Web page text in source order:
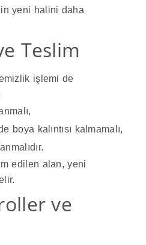
yeni halini daha
Teslim
işlemi de
boya kalıntısı kalmamalı,
edilen alan, yeni
ve